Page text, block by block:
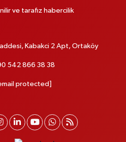
ve tarafız habercilik
Kabakci 2 Apt, Ortaköy
542 866 38 38
protected]